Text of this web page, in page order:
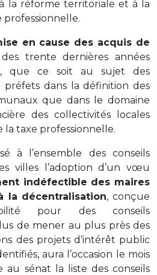
la réforme territoriale et à la
professionnelle.
en cause des acquis de
des trente dernières années
que ce soit au sujet des
préfets dans la définition des
que dans le domaine
des collectivités locales
la taxe professionnelle.
à l’ensemble des conseils
villes l’adoption d’un vœu
indéfectible des maires
la décentralisation, conçue
pour des conseils
de mener au plus près des
des projets d’intérêt public
aura l’occasion le mois
sénat la liste des conseils